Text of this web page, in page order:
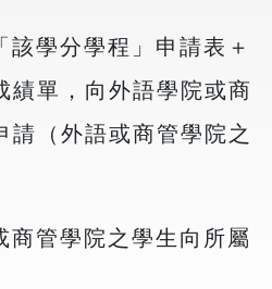
該學分學程」申請表＋
績單，向外語學院或商
請（外語或商管學院之
商管學院之學生向所屬